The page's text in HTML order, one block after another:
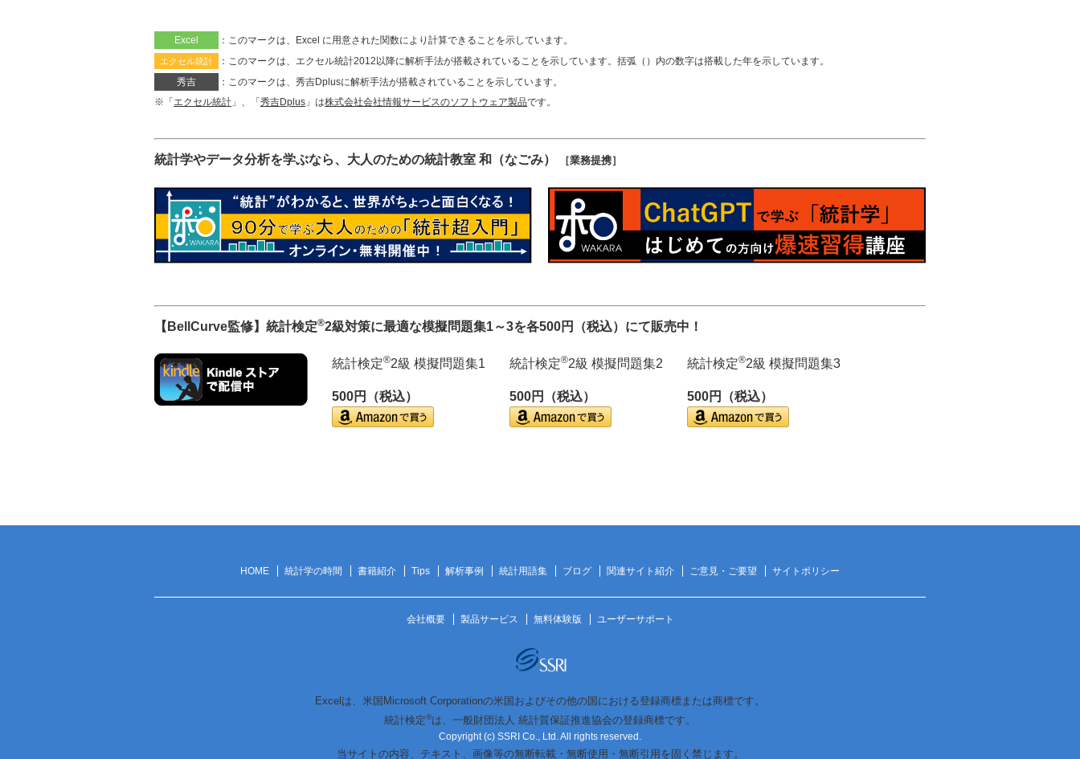
Excel ：このマークは、Excel に用意された関数により計算できることを示しています。
エクセル統計
：このマークは、エクセル統計2012以降に解析手法が搭載されていることを示しています。括弧（）内の数字は搭載した年を示しています。
秀吉
：このマークは、秀吉Dplusに解析手法が搭載されていることを示しています。
※「 エクセル統計 」、「 秀吉Dplus 」は株式会社会社情報サービスのソフトウェア製品です。
統計学やデータ分析を学ぶなら、大人のための統計教室 和（なごみ） ［業務提携］
【BellCurve監修】統計検定®2級対策に最適な模擬問題集1～3を各500円（税込）にて販売中！
統計検定®2級 模擬問題集1
500円（税込）
統計検定®2級 模擬問題集2
500円（税込）
統計検定®2級 模擬問題集3
500円（税込）
HOME 統計学の時間 書籍紹介 Tips 解析事例 統計用語集 ブログ 関連サイト紹介 ご意見・ご要望 サイトポリシー
会社概要 製品サービス 無料体験版 ユーザーサポート
Excelは、米国Microsoft Corporationの米国およびその他の国における登録商標または商標です。
統計検定®は、一般財団法人 統計質保証推進協会の登録商標です。
Copyright (c) SSRI Co., Ltd. All rights reserved.
当サイトの内容、テキスト、画像等の無断転載・無断使用・無断引用を固く禁じます。